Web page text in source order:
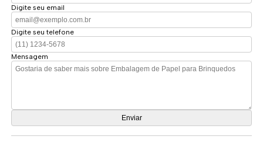
Digite seu email
Digite seu telefone
Mensagem